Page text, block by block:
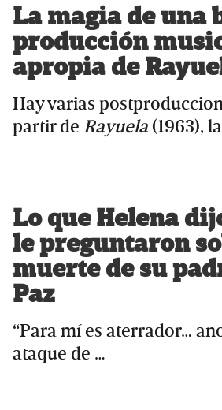
La magia de una
producción
apropia de
Hay varias
partir de Rayuela (1963),
Lo que Helena
le preguntaron
muerte de su
Paz
“Para mí es aterrador…
ataque de …